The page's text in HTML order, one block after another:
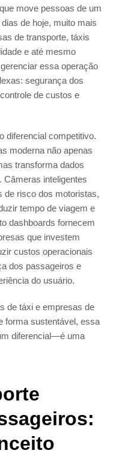
move pessoas de um
de hoje, muito mais
de transporte, táxis
e até mesmo
essa operação
segurança dos
de custos e
diferencial competitivo.
moderna não apenas
transforma dados
Câmeras inteligentes
de risco dos motoristas,
tempo de viagem e
dashboards fornecem
que investem
custos operacionais
dos passageiros e
do usuário.
de táxi e empresas de
forma sustentável, essa
diferencial—é uma